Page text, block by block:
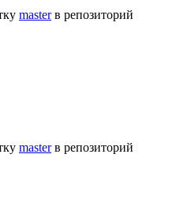
master в репозиторий
master в репозиторий